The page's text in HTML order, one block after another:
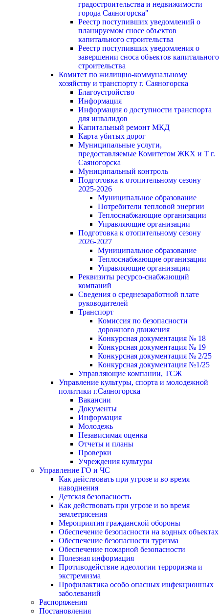
градостроительства и недвижимости
города Саяногорска"
Реестр поступивших уведомлений о
планируемом сносе объектов
капитального строительства
Реестр поступивших уведомления о
завершении сноса объектов капитального
строительства
Комитет по жилищно-коммунальному
хозяйству и транспорту г. Саяногорска
Благоустройство
Информация
Информация о доступности транспорта
для инвалидов
Капитальный ремонт МКД
Карта убитых дорог
Муниципальные услуги,
предоставляемые Комитетом ЖКХ и Т г.
Саяногорска
Муниципальный контроль
Подготовка к отопительному сезону
2025-2026
Муниципальное образование
Потребители тепловой энергии
Теплоснабжающие организации
Управляющие организации
Подготовка к отопительному сезону
2026-2027
Муниципальное образование
Теплоснабжающие организации
Управляющие организации
Реквизиты ресурсо-снабжающий
компаний
Сведения о среднезаработной плате
руководителей
Транспорт
Комиссия по безопасности
дорожного движения
Конкурсная документация № 18
Конкурсная документация № 19
Конкурсная документация № 2/25
Конкурсная документация №1/25
Управляющие компании, ТСЖ
Управление культуры, спорта и молодежной
политики г.Саяногорска
Вакансии
Документы
Информация
Молодежь
Независимая оценка
Отчеты и планы
Проверки
Учреждения культуры
Управление ГО и ЧС
Как действовать при угрозе и во время
наводнения
Детская безопасность
Как действовать при угрозе и во время
землетрясения
Мероприятия гражданской обороны
Обеспечение безопасности на водных объектах
Обеспечение безопасности туризма
Обеспечение пожарной безопасности
Полезная информация
Противодействие идеологии терроризма и
экстремизма
Профилактика особо опасных инфекционных
заболеваний
Распоряжения
Постановления